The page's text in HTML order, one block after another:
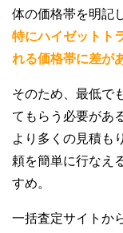
体の価格帯を明記
特にハイゼットト
れる価格帯に差が
そのため、最低で
てもらう必要があ
より多くの見積も
頼を簡単に行なえ
すめ。
一括査定サイトか